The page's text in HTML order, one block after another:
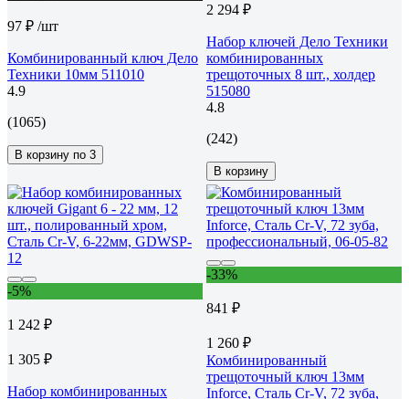
97 ₽ /шт
Комбинированный ключ Дело
Техники 10мм 511010
4.9
(1065)
В корзину по 3
2 294 ₽
Набор ключей Дело Техники
комбинированных
трещоточных 8 шт., холдер
515080
4.8
(242)
В корзину
-5%
1 242 ₽
1 305 ₽
Набор комбинированных
-33%
841 ₽
1 260 ₽
Комбинированный
трещоточный ключ 13мм
Inforce, Сталь Cr-V, 72 зуба,